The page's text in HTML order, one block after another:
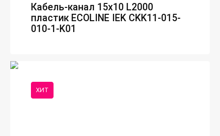
Кабель-канал 15х10 L2000
пластик ECOLINE IEK CKK11-015-
010-1-K01
ХИТ